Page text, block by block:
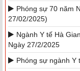
Phóng sự 70 năm
27/02/2025)
Ngành Y tế Hà
Ngày 27/2/2025
Phóng sự ngành Y